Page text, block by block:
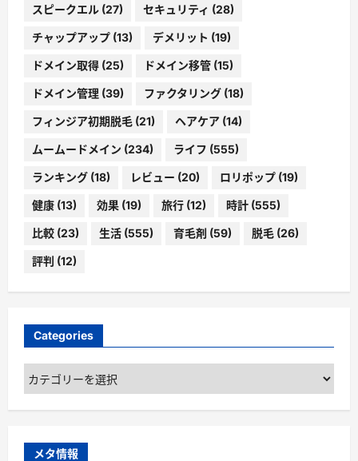
スピークエル (27) セキュリティ (28)
チャップアップ (13) デメリット (19)
ドメイン取得 (25) ドメイン移管 (15)
ドメイン管理 (39) ファクタリング (18)
フィンジア初期脱毛 (21) ヘアケア (14)
ムームードメイン (234) ライフ (555)
ランキング (18) レビュー (20) ロリポップ (19)
健康 (13) 効果 (19) 旅行 (12) 時計 (555)
比較 (23) 生活 (555) 育毛剤 (59) 脱毛 (26)
評判 (12)
Categories
Categories
メタ情報